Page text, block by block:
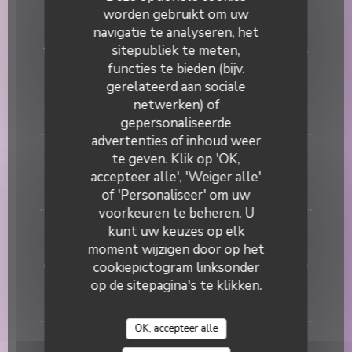
worden gebruikt om uw
navigatie te analyseren, het
sitepubliek te meten,
functies te bieden (bijv.
gerelateerd aan sociale
netwerken) of
gepersonaliseerde
advertenties of inhoud weer
te geven. Klik op 'OK,
accepteer alle', 'Weiger alle'
of 'Personaliseer' om uw
voorkeuren te beheren. U
kunt uw keuzes op elk
moment wijzigen door op het
cookiepictogram linksonder
op de sitepagina's te klikken.
OK, accepteer alle
Gioia
Sauce tomate San Marzano maison, mozzarella
fiordilatte, après cuisson bresaola, roquette, tomates
cerise, câpres à queue, huile d’olive extra vierge et
copeaux de vieux Parmigiano Reggiano +3€ avec la
burrata crémeuse des Pouilles
20,00 EUR
PIZZE BIANCHE
Sans sauce tomate, mais également sans crème
fraîche, comme en Italie !
Bella Bionda
Mozzarella Fiordilatte, gorgonzola doux, taleggio
crémeux, après cuisson copeaux de vieux Parmigiano
Reggiano et poivre Timut aux notes d’agrumes
San Rocco
DUETTO